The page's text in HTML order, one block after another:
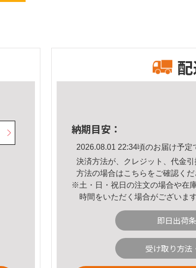
納期目安：
2026.08.01 22:34頃のお届け予定
決済方法が、クレジット、代金
方法の場合はこちら をご確認くだ
※土・日・祝日の注文の場合や在
時間をいただく場合がございます
即日出荷
受け取り方法